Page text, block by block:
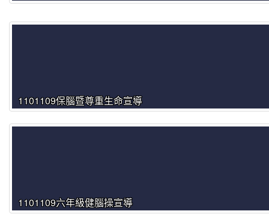
1101109保腦暨尊重生命宣導
1101109六年級健腦操宣導